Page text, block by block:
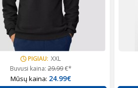
PIGIAU: XXL
Buvusi kaina:29.99€*
Mūsų kaina: 24.99€